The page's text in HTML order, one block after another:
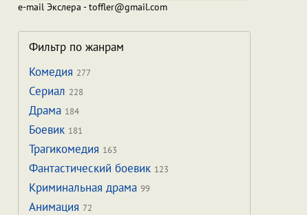
e-mail Экслера - toffler@gmail.com
Фильтр по жанрам
Комедия 277
Сериал 228
Драма 184
Боевик 181
Трагикомедия 163
Фантастический боевик 123
Криминальная драма 99
Анимация 72